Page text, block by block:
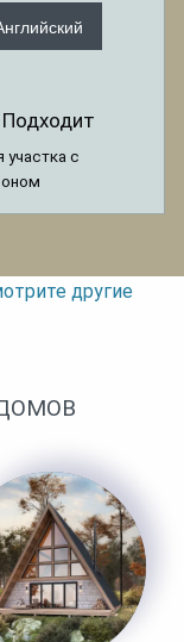
Подходит
участка с
другие